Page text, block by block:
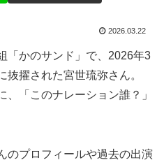
2026.03.22
「かのサンド」で、2026年3
抜擢された宮世琉弥さん。
「このナレーション誰？」
のプロフィールや過去の出演